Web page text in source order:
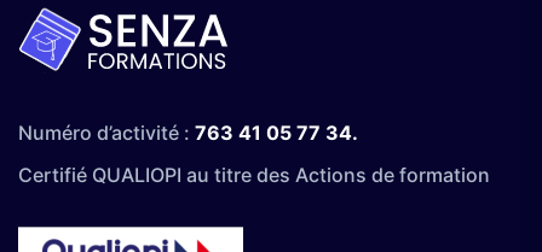
Numéro d’activité : 763 41 05 77 34.
Certifié QUALIOPI au titre des Actions de formation